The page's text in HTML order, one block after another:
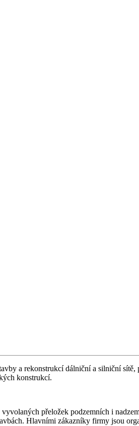
a rekonstrukcí dálniční a silniční sítě,
konstrukcí.
přeložek podzemních i
Hlavními zákazníky firmy jsou